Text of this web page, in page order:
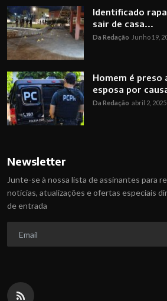
Identificado
sair de casa...
Da Redação Junho 19,
Homem é
esposa por
Da Redação abril 2, 2025
Newsletter
Junte-se à nossa lista de assinantes para
notícias, atualizações e ofertas especiais
de entrada